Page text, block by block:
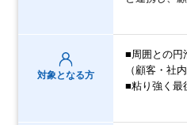
対象となる方
■周囲との円
（顧客・社
■粘り強く最